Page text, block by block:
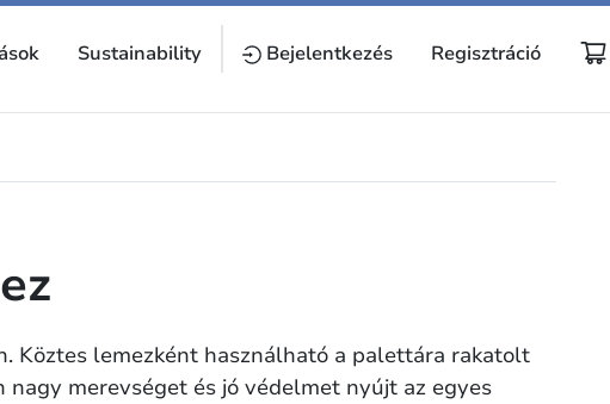
Sustainability Bejelentkezés Regisztráció
Köztes lemezként használható a palettára rakatolt
merevséget és jó védelmet nyújt az egyes